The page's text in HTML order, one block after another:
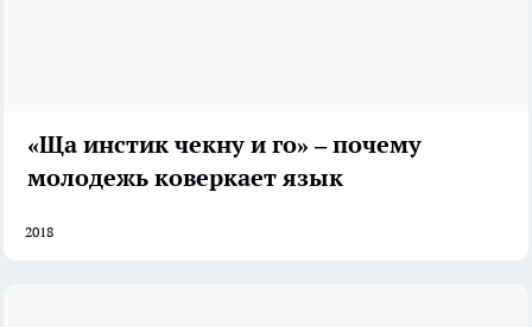
«Ща инстик чекну и го» – почему
молодежь коверкает язык
2018